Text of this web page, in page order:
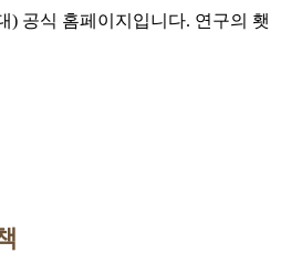
) 공식 홈페이지입니다. 연구의 횃